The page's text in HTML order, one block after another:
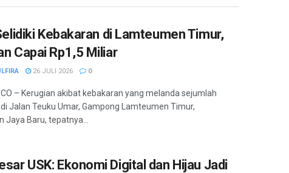
Kebakaran di Lamteumen Timur,
Capai Rp1,5 Miliar
26 JULI 2026 0
– Kerugian akibat kebakaran yang melanda sejumlah
Jalan Teuku Umar, Gampong Lamteumen Timur,
Jaya Baru, tepatnya...
USK: Ekonomi Digital dan Hijau Jadi